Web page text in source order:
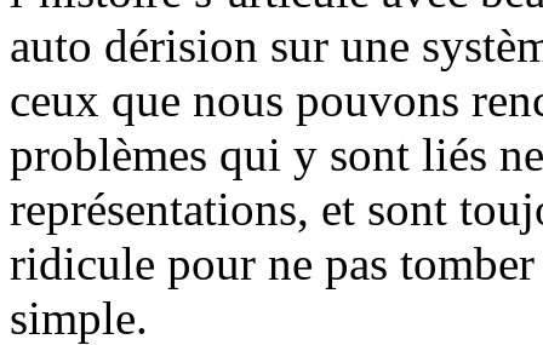
auto dérision sur une
ceux que nous pouvons
problèmes qui y sont liés
représentations, et sont
ridicule pour ne pas
simple.